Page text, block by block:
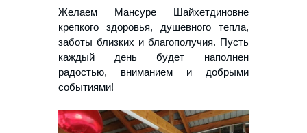
Желаем Мансуpe Шайхетдиновне
крепкого здоровья, душевного тепла,
заботы близких и благополучия. Пусть
каждый день будет наполнен
радостью, вниманием и добрыми
событиями!